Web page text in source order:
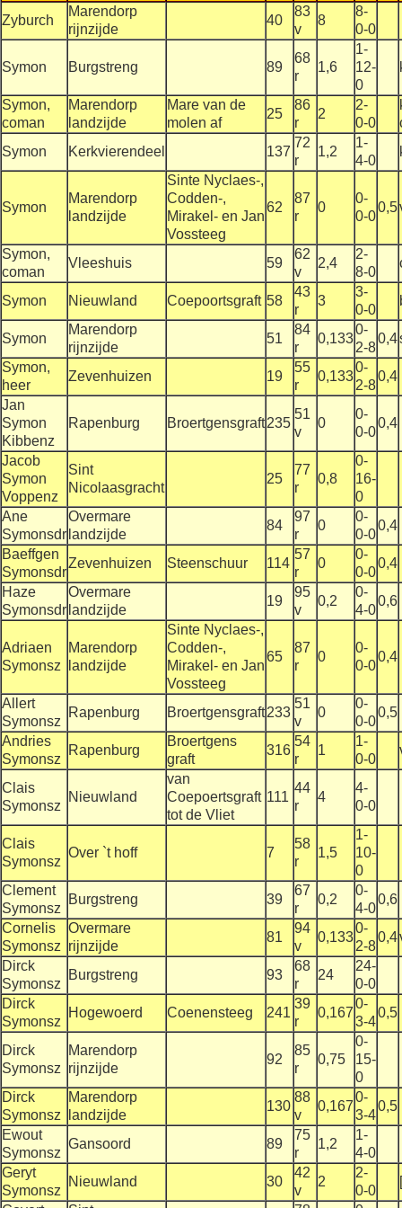
Zyburch
Marendorp
rijnzijde
40
83
v
8
8-
0-0
Symon Burgstreng 89
68
r
1,6
1-
12-
0
Symon,
coman
Marendorp
landzijde
Mare van de
molen af
25
86
r
2
2-
0-0
Symon
Kerkvierendeel 137
72
r
1,2
1-
4-0
Symon
Marendorp
landzijde
Sinte Nyclaes-,
Codden-,
Mirakel- en Jan
Vossteeg
62
87
r
0
0-
0-0
0,5
Symon,
coman
Vleeshuis 59
62
v
2,4
2-
8-0
Symon Nieuwland Coepoortsgraft 58
43
r
3
3-
0-0
Symon
Marendorp
rijnzijde
51
84
r
0,133
0-
2-8
0,4
Symon,
heer
Zevenhuizen 19
55
r
0,133
0-
2-8
0,4
Jan
Symon
Kibbenz
Rapenburg Broertgensgraft235
51
v
0
0-
0-0
0,4
Jacob
Symon
Voppenz
Sint
Nicolaasgracht
25
77
r
0,8
0-
16-
0
Ane
Symonsdr
Overmare
landzijde
84
97
r
0
0-
0-0
0,4
Baeffgen
Symonsdr
Zevenhuizen Steenschuur 114
57
r
0
0-
0-0
0,4
Haze
Symonsdr
Overmare
landzijde
19
95
v
0,2
0-
4-0
0,6
Adriaen
Symonsz
Marendorp
landzijde
Sinte Nyclaes-,
Codden-,
Mirakel- en Jan
Vossteeg
65
87
r
0
0-
0-0
0,4
Allert
Symonsz
Rapenburg Broertgensgraft233
51
v
0
0-
0-0
0,5
Andries
Symonsz
Rapenburg
Broertgens
graft
316
54
r
1
1-
0-0
Clais
Symonsz
Nieuwland
van
Coepoertsgraft
tot de Vliet
111
44
r
4
4-
0-0
Clais
Symonsz
Over `t hoff 7
58
r
1,5
1-
10-
0
Clement
Symonsz
Burgstreng 39
67
r
0,2
0-
4-0
0,6
Cornelis
Symonsz
Overmare
rijnzijde
81
94
v
0,133
0-
2-8
0,4
Dirck
Symonsz
Burgstreng 93
68
r
24
24-
0-0
Dirck
Symonsz
Hogewoerd Coenensteeg 241
39
r
0,167
0-
3-4
0,5
Dirck
Symonsz
Marendorp
rijnzijde
92
85
r
0,75
0-
15-
0
Dirck
Symonsz
Marendorp
landzijde
130
88
v
0,167
0-
3-4
0,5
Ewout
Symonsz
Gansoord 89
75
r
1,2
1-
4-0
Geryt
Symonsz
Nieuwland 30
42
v
2
2-
0-0